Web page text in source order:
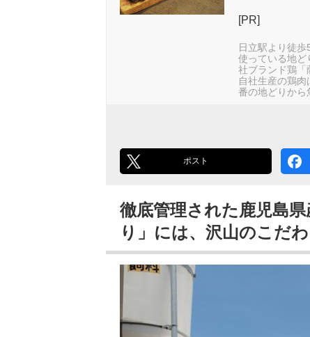
[PR]
日立駅より徒
使っている地ど
社ブランド鶏「
自社生産の鶏
番の地どりから
ポスト
徹底管理された鹿児島
り」には、沢山のこだ